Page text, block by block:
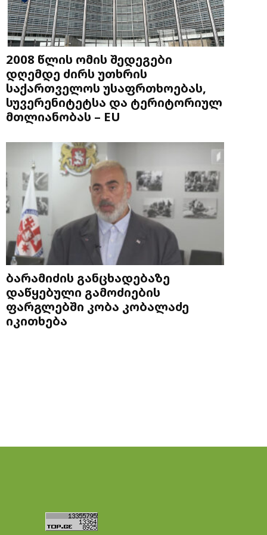
2008 წლის ომის შედეგები
დღემდე ძირს უთხრის
საქართველოს უსაფრთხოებას,
სუვერენიტეტსა და ტერიტორიულ
მთლიანობას – EU
ბარამიძის განცხადებაზე
დაწყებული გამოძიების
ფარგლებში კობა კობალაძე
იკითხება